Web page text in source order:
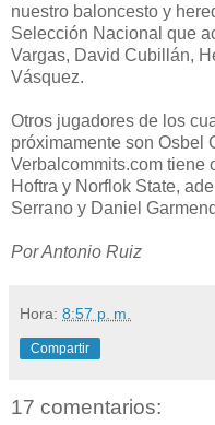
nuestro baloncesto y
Selección Nacional que
Vargas, David Cubillán,
Vásquez.
Otros jugadores de los
próximamente son Osbel
Verbalcommits.com tiene
Hoftra y Norflok State,
Serrano y Daniel
Por Antonio Ruiz
Hora: 8:57 p. m.
Compartir
17 comentarios: